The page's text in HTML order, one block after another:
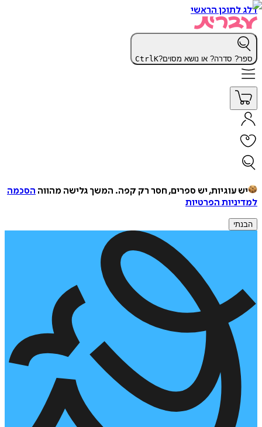
דלג לתוכן הראשי
ספר? סדרה? או נושא מסוים? CtrlK
יש עוגיות, יש ספרים, חסר רק קפה. המשך גלישה מהווה הסכמה
למדיניות הפרטיות
הבנתי